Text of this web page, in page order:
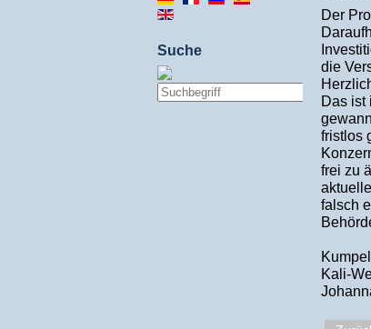
Suche
Der
die
Das ist
fristlos
frei zu
falsch
Kali-